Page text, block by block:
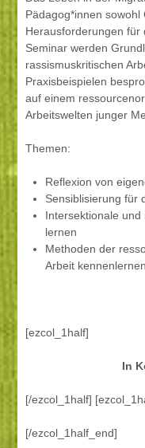
Pädagog*innen sowohl
Herausforderungen für
Seminar werden
rassismuskritischen
Praxisbeispielen
auf einem
Arbeitswelten junger
Themen:
Reflexion von
Sensiblisierung für
Intersektionale und
lernen
Methoden der
Arbeit kennenlernen
[ezcol_1half]
In
[/ezcol_1half]
[/ezcol_1half_end]